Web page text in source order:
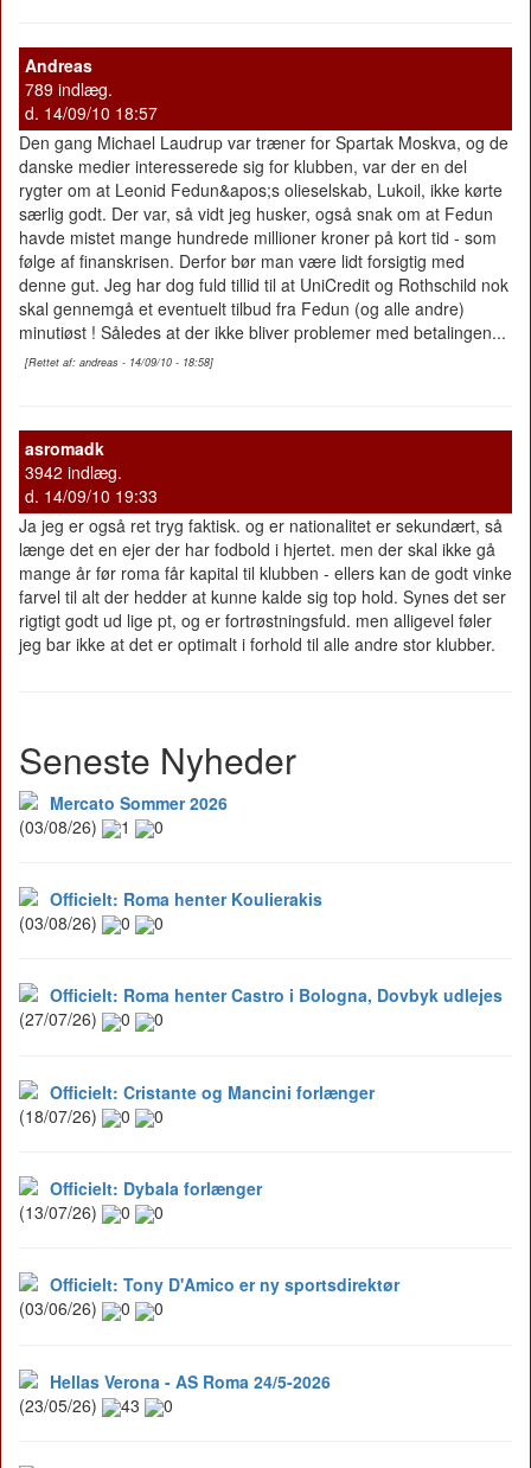
Andreas
789 indlæg.
d. 14/09/10 18:57
Den gang Michael Laudrup var træner for Spartak Moskva, og de
danske medier interesserede sig for klubben, var der en del
rygter om at Leonid Fedun&apos;s olieselskab, Lukoil, ikke kørte
særlig godt. Der var, så vidt jeg husker, også snak om at Fedun
havde mistet mange hundrede millioner kroner på kort tid - som
følge af finanskrisen. Derfor bør man være lidt forsigtig med
denne gut. Jeg har dog fuld tillid til at UniCredit og Rothschild nok
skal gennemgå et eventuelt tilbud fra Fedun (og alle andre)
minutiøst ! Således at der ikke bliver problemer med betalingen...
[Rettet af: andreas - 14/09/10 - 18:58]
asromadk
3942 indlæg.
d. 14/09/10 19:33
Ja jeg er også ret tryg faktisk. og er nationalitet er sekundært, så
længe det en ejer der har fodbold i hjertet. men der skal ikke gå
mange år før roma får kapital til klubben - ellers kan de godt vinke
farvel til alt der hedder at kunne kalde sig top hold. Synes det ser
rigtigt godt ud lige pt, og er fortrøstningsfuld. men alligevel føler
jeg bar ikke at det er optimalt i forhold til alle andre stor klubber.
Seneste Nyheder
Mercato Sommer 2026
(03/08/26)
1 0
Officielt: Roma henter Koulierakis
(03/08/26)
0 0
Officielt: Roma henter Castro i Bologna, Dovbyk udlejes
(27/07/26)
0 0
Officielt: Cristante og Mancini forlænger
(18/07/26)
0 0
Officielt: Dybala forlænger
(13/07/26)
0 0
Officielt: Tony D'Amico er ny sportsdirektør
(03/06/26)
0 0
Hellas Verona - AS Roma 24/5-2026
(23/05/26)
43 0